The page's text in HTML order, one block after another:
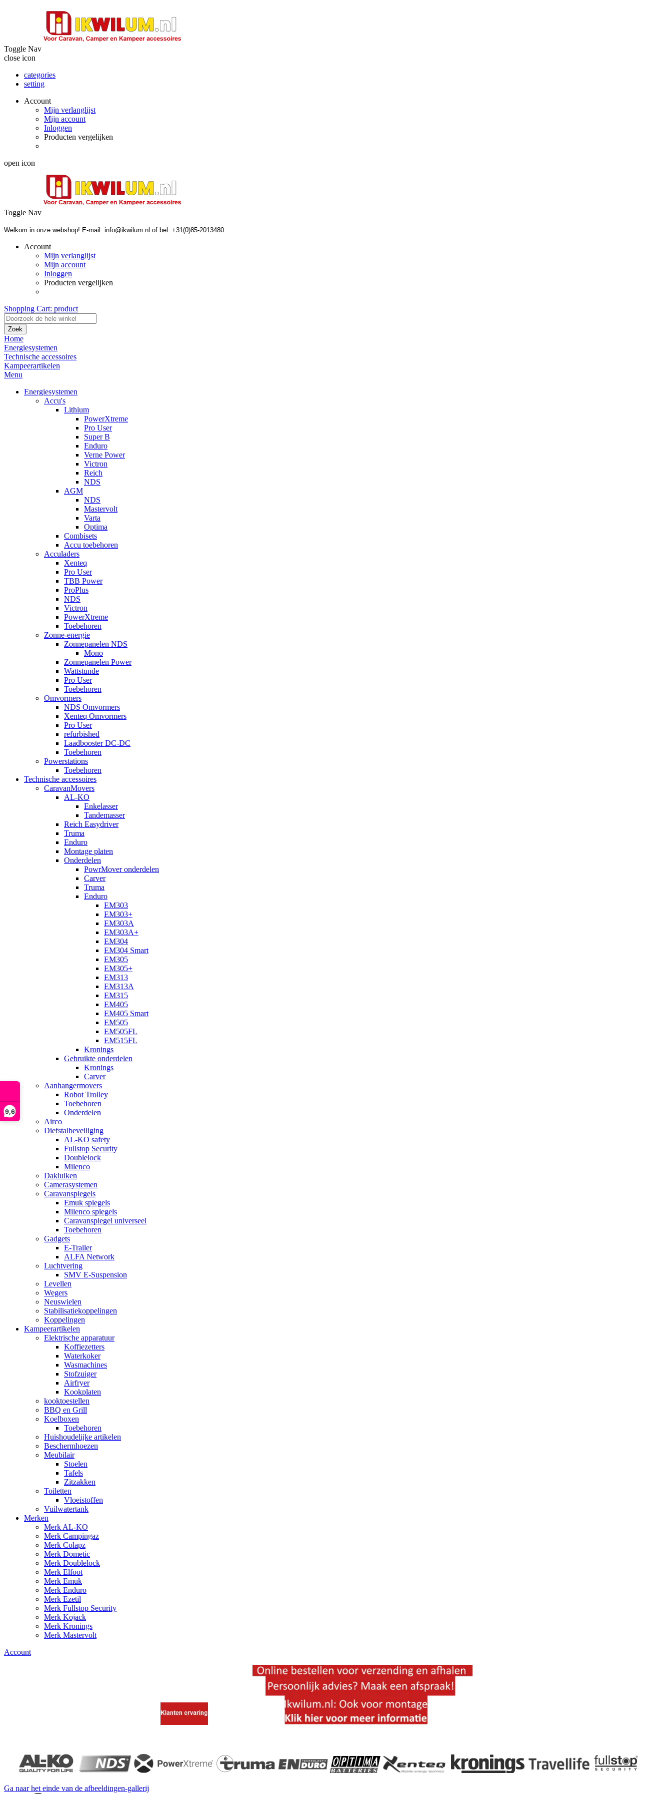
9,6
Toggle Nav
close icon
categories
setting
Account
Mijn verlanglijst
Mijn account
Inloggen
Producten vergelijken
open icon
Toggle Nav
Welkom in onze webshop! E-mail: info@ikwilum.nl of bel: +31(0)85-2013480.
Account
Mijn verlanglijst
Mijn account
Inloggen
Producten vergelijken
Shopping Cart: product
Zoek
Home
Energiesystemen
Technische accessoires
Kampeerartikelen
Menu
Energiesystemen
Accu's
Lithium
PowerXtreme
Pro User
Super B
Enduro
Verne Power
Victron
Reich
NDS
AGM
NDS
Mastervolt
Varta
Optima
Combisets
Accu toebehoren
Acculaders
Xenteq
Pro User
TBB Power
ProPlus
NDS
Victron
PowerXtreme
Toebehoren
Zonne-energie
Zonnepanelen NDS
Mono
Zonnepanelen Power
Wattstunde
Pro User
Toebehoren
Omvormers
NDS Omvormers
Xenteq Omvormers
Pro User
refurbished
Laadbooster DC-DC
Toebehoren
Powerstations
Toebehoren
Technische accessoires
CaravanMovers
AL-KO
Enkelasser
Tandemasser
Reich Easydriver
Truma
Enduro
Montage platen
Onderdelen
PowrMover onderdelen
Carver
Truma
Enduro
EM303
EM303+
EM303A
EM303A+
EM304
EM304 Smart
EM305
EM305+
EM313
EM313A
EM315
EM405
EM405 Smart
EM505
EM505FL
EM515FL
Kronings
Gebruikte onderdelen
Kronings
Carver
Aanhangermovers
Robot Trolley
Toebehoren
Onderdelen
Airco
Diefstalbeveiliging
AL-KO safety
Fullstop Security
Doublelock
Milenco
Dakluiken
Camerasystemen
Caravanspiegels
Emuk spiegels
Milenco spiegels
Caravanspiegel universeel
Toebehoren
Gadgets
E-Trailer
ALFA Network
Luchtvering
SMV E-Suspension
Levellen
Wegers
Neuswielen
Stabilisatiekoppelingen
Koppelingen
Kampeerartikelen
Elektrische apparatuur
Koffiezetters
Waterkoker
Wasmachines
Stofzuiger
Airfryer
Kookplaten
kooktoestellen
BBQ en Grill
Koelboxen
Toebehoren
Huishoudelijke artikelen
Beschermhoezen
Meubilair
Stoelen
Tafels
Zitzakken
Toiletten
Vloeistoffen
Vuilwatertank
Merken
Merk AL-KO
Merk Campingaz
Merk Colapz
Merk Dometic
Merk Doublelock
Merk Elfoot
Merk Emuk
Merk Enduro
Merk Ezetil
Merk Fullstop Security
Merk Kojack
Merk Kronings
Merk Mastervolt
Account
Ga naar het einde van de afbeeldingen-gallerij